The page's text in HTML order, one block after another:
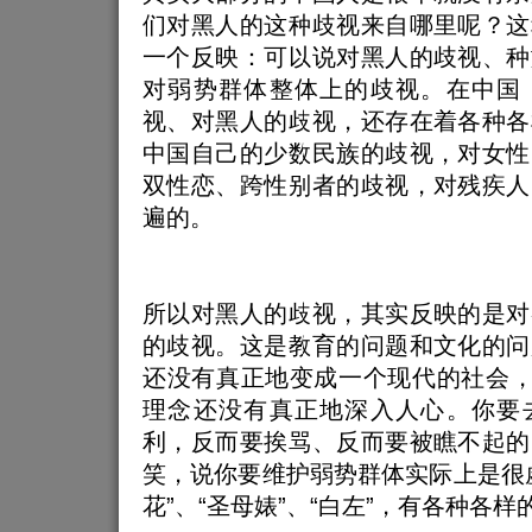
们对黑人的这种歧视来自哪里呢？
一个反映：可以说对黑人的歧视、
对弱势群体整体上的歧视。在中国
视、对黑人的歧视，还存在着各种
中国自己的少数民族的歧视，对女
双性恋、跨性别者的歧视，对残疾
遍的。
所以对黑人的歧视，其实反映的是
的歧视。这是教育的问题和文化的
还没有真正地变成一个现代的社会
理念还没有真正地深入人心。你要
利，反而要挨骂、反而要被瞧不起
笑，说你要维护弱势群体实际上是很
花”、“圣母婊”、“白左”，有各种各样